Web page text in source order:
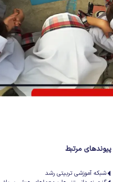
پیوندهای مرتبط
شبکه آموزشی تربیتی رشد